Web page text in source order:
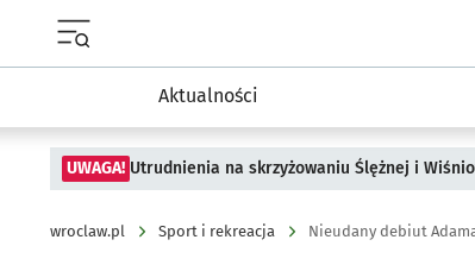
Aktualności
UWAGA! Utrudnienia na skrzyżowaniu Ślężnej i
wroclaw.pl Sport i rekreacja Nieudany debiut Adama